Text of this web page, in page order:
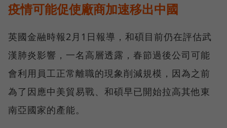
疫情可能促使廠商加速移出中國
英國金融時報2月1日報導，和碩目前仍在評估武
漢肺炎影響，一名高層透露，春節過後公司可能
會利用員工正常離職的現象削減規模，因為之前
為了因應中美貿易戰、和碩早已開始拉高其他東
南亞國家的產能。